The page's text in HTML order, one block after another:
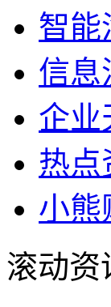
智能
信息
企业
热点
小熊
滚动资